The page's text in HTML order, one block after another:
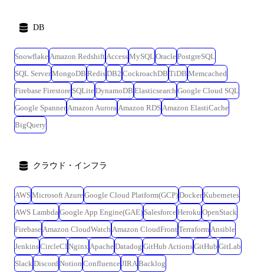
DB
Snowflake Amazon Redshift AccessMySQL OraclePostgreSQL
SQL ServerMongoDB RedisDB2 CockroachDB TiDB Memcached
Firebase Firestore SQLiteDynamoDB Elasticsearch Google Cloud SQL
Google Spanner Amazon Aurora Amazon RDS Amazon ElastiCache
BigQuery
クラウド・インフラ
AWSMicrosoft AzureGoogle Cloud Platform(GCP)DockerKubernetes
AWS Lambda Google App Engine(GAE) SalesforceHeroku OpenStack
Firebase Amazon CloudWatch Amazon CloudFrontTerraform Ansible
JenkinsCircleCINginx ApacheDatadog GitHub ActionsGitHub GitLab
Slack Discord Notion ConfluenceJIRA Backlog